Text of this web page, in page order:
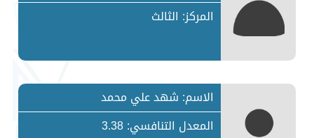
المركز: الثالث
الاسم: شهد علي محمد
المعدل التنافسي: 3.38